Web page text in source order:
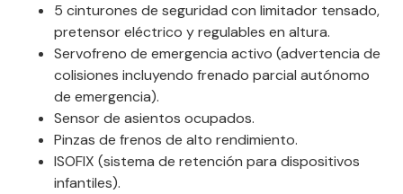
5 cinturones de seguridad con limitador tensado,
pretensor eléctrico y regulables en altura.
Servofreno de emergencia activo (advertencia de
colisiones incluyendo frenado parcial autónomo
de emergencia).
Sensor de asientos ocupados.
Pinzas de frenos de alto rendimiento.
ISOFIX (sistema de retención para dispositivos
infantiles).